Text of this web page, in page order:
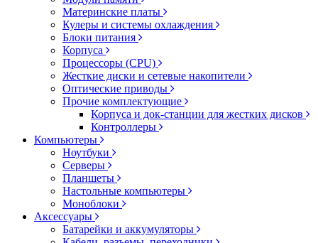
Материнские платы
Кулеры и системы охлаждения
Блоки питания
Корпуса
Процессоры (CPU)
Жесткие диски и сетевые накопители
Оптические приводы
Прочие комплектующие
Корпуса и док-станции для жестких дисков
Контроллеры
Компьютеры
Ноутбуки
Серверы
Планшеты
Настольные компьютеры
Моноблоки
Аксессуары
Батарейки и аккумуляторы